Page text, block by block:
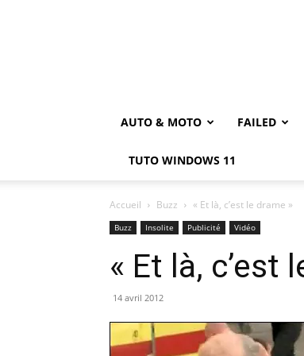
AUTO & MOTO FAILED
TUTO WINDOWS 11
Accueil Buzz « Et là, c’est le drame »
Buzz Insolite Publicité Vidéo
« Et là, c’est
14 avril 2012